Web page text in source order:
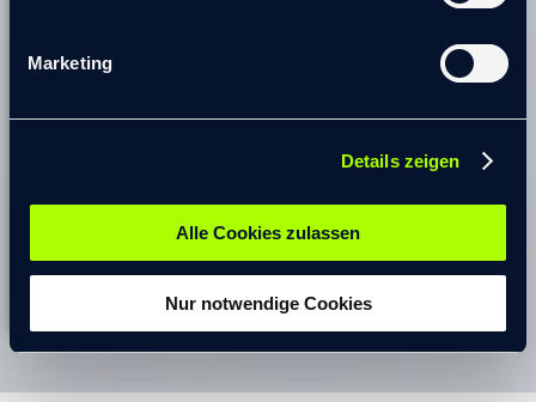
Marketing
Details zeigen
Alle Cookies zulassen
Nur notwendige Cookies
Begleitung von M&A-Projekten,
verschiedener Veranstaltungsformate
Qualifizierungen & Zertifizierungen
Ausbildung und beruflicher Werdegang